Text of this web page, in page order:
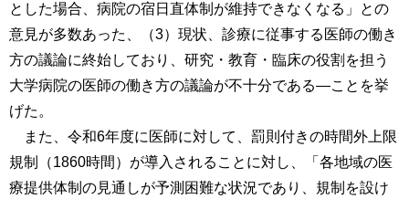
とした場合、病院の宿日直体制が維持できなくなる」との
意見が多数あった、（3）現状、診療に従事する医師の働き
方の議論に終始しており、研究・教育・臨床の役割を担う
大学病院の医師の働き方の議論が不十分である―ことを挙
げた。
また、令和6年度に医師に対して、罰則付きの時間外上限
規制（1860時間）が導入されることに対し、「各地域の医
療提供体制の見通しが予測困難な状況であり、規制を設け